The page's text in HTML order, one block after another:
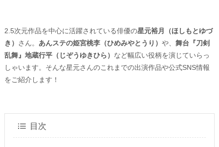
2.5次元作品を中心に活躍されている俳優の星元裕月（ほしもとゆづ
き）
さん。 あんステの姫宮桃李（ひめみやとうり） や、 舞台『刀剣
乱舞』地蔵行平（じぞうゆきひら） など幅広い役柄を演じていらっ
しゃいます。そんな星元さんのこれまでの出演作品や公式SNS情報
をご紹介します！
目次